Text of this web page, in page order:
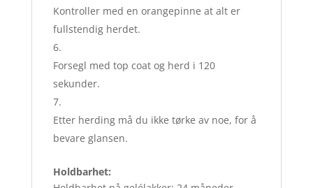
Kontroller med en orangepinne at alt er
fullstendig herdet.
Forsegl med top coat og herd i 120
sekunder.
Etter herding må du ikke tørke av noe, for å
bevare glansen.
Holdbarhet: